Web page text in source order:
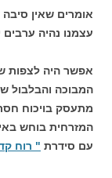
אומרים שאין
עצמנו נהיה ערבים
אפשר היה לצפות
המבוכה והבלבול
מתעסק בויכוח
המזרחית בוחש
עם סידרת " רוח